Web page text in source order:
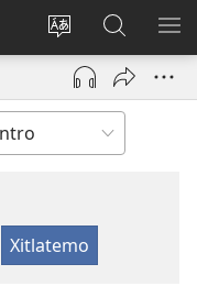
Xikpatla
tlajtoli sitio
Nikan
tikpeualtis
(xiktlapo
ventana)
Xitlatemo
JW.ORG